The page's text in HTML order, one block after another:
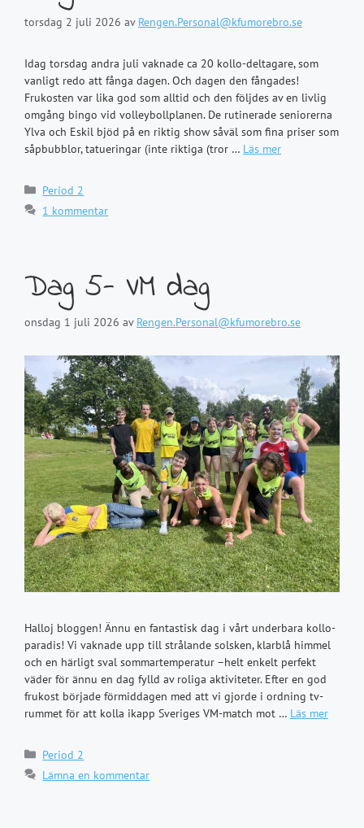
torsdag 2 juli 2026 av Rengen.Personal@kfumorebro.se
Idag torsdag andra juli vaknade ca 20 kollo-deltagare, som
vanligt redo att fånga dagen. Och dagen den fångades!
Frukosten var lika god som alltid och den följdes av en livlig
omgång bingo vid volleybollplanen. De rutinerade seniorerna
Ylva och Eskil bjöd på en riktig show såväl som fina priser som
såpbubblor, tatueringar (inte riktiga (tror … Läs mer
Kategorier
Period 2
1 kommentar
Dag 5- VM dag
onsdag 1 juli 2026 av Rengen.Personal@kfumorebro.se
Halloj bloggen! Ännu en fantastisk dag i vårt underbara kollo-
paradis! Vi vaknade upp till strålande solsken, klarblå himmel
och en härligt sval sommartemperatur –helt enkelt perfekt
väder för ännu en dag fylld av roliga aktiviteter. Efter en god
frukost började förmiddagen med att vi gjorde i ordning tv-
rummet för att kolla ikapp Sveriges VM-match mot … Läs mer
Kategorier
Period 2
Lämna en kommentar